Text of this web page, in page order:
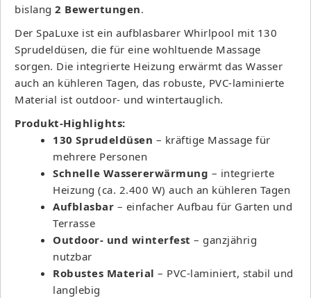
bislang 2 Bewertungen.
Der SpaLuxe ist ein aufblasbarer Whirlpool mit 130
Sprudeldüsen, die für eine wohltuende Massage
sorgen. Die integrierte Heizung erwärmt das Wasser
auch an kühleren Tagen, das robuste, PVC-laminierte
Material ist outdoor- und wintertauglich.
Produkt-Highlights:
130 Sprudeldüsen – kräftige Massage für
mehrere Personen
Schnelle Wassererwärmung – integrierte
Heizung (ca. 2.400 W) auch an kühleren Tagen
Aufblasbar – einfacher Aufbau für Garten und
Terrasse
Outdoor- und winterfest – ganzjährig
nutzbar
Robustes Material – PVC-laminiert, stabil und
langlebig